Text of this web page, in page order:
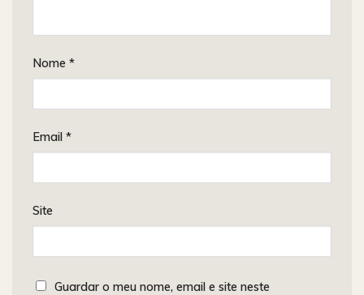
Nome *
Email *
Site
Guardar o meu nome, email e site neste